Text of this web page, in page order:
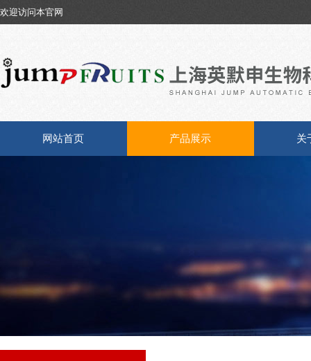
欢迎访问本官网
网站首页 产品展示 关